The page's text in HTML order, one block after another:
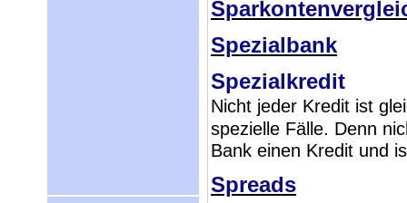
Spezialbank
Spezialkredit
Nicht jeder Kredit ist
spezielle Fälle. Denn
Bank einen Kredit und
Spreads